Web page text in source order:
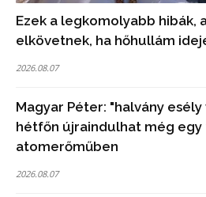
Ezek a legkomolyabb hibák,
elkövetnek, ha hőhullám
2026.08.07
Magyar Péter: "halvány esély
hétfőn újraindulhat még egy
atomerőműben
2026.08.07